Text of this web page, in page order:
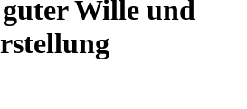
Wille und